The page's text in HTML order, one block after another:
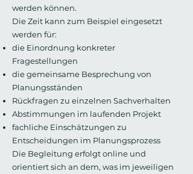
werden können.
Die Zeit kann zum Beispiel eingesetzt
werden für:
die Einordnung konkreter
Fragestellungen
die gemeinsame Besprechung von
Planungsständen
Rückfragen zu einzelnen Sachverhalten
Abstimmungen im laufenden Projekt
fachliche Einschätzungen zu
Entscheidungen im Planungsprozess
Die Begleitung erfolgt online und
orientiert sich an dem, was im jeweiligen